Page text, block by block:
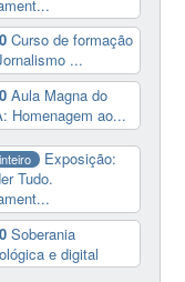
Curso de formação
...
Aula Magna do
Homenagem ao...
Exposição:
Tudo.
Soberania
e digital